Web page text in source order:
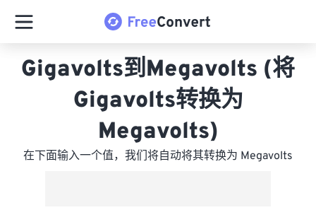
Gigavolts到Megavolts (将
Gigavolts转换为
Megavolts)
在下面输入一个值，我们将自动将其转换为 Megavolts